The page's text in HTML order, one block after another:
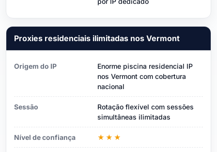
Proxies residenciais ilimitadas nos Vermont
Origem do IP
Enorme piscina residencial IP
nos Vermont com cobertura
nacional
Sessão
Rotação flexível com sessões
simultâneas ilimitadas
Nível de confiança ★★★